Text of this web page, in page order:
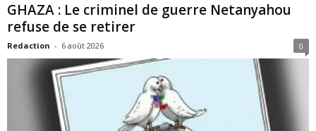
GHAZA : Le criminel de guerre Netanyahou
refuse de se retirer
Redaction - 6 août 2026 0